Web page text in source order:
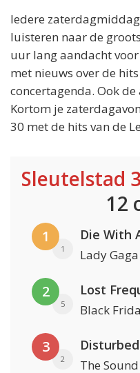
Iedere
luisteren naar de
uur lang aandacht
met nieuws over de
concertagenda. Ook
Kortom je
30 met de hits van de
Sleutelstad
12
1
1
Die With
Lady
2
5
Lost
Black
3
2
Disturbed
The